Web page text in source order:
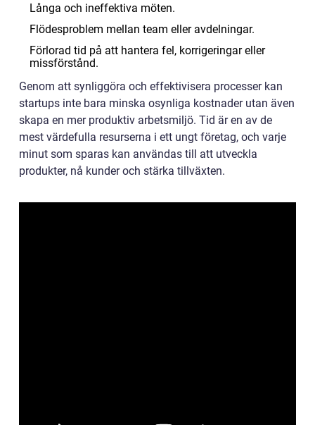
Långa och ineffektiva möten.
Flödesproblem mellan team eller avdelningar.
Förlorad tid på att hantera fel, korrigeringar eller
missförstånd.
Genom att synliggöra och effektivisera processer kan
startups inte bara minska osynliga kostnader utan även
skapa en mer produktiv arbetsmiljö. Tid är en av de
mest värdefulla resurserna i ett ungt företag, och varje
minut som sparas kan användas till att utveckla
produkter, nå kunder och stärka tillväxten.